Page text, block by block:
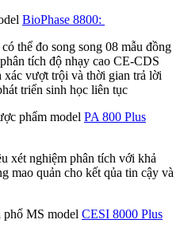
BioPhase 8800:
thể đo song song 08 mẫu đồng
tích độ nhạy cao CE-CDS
vượt trội và thời gian trả lời
triển sinh học liên tục
phẩm model PA 800 Plus
xét nghiệm phân tích với khả
mao quản cho kết qủa tin cậy và
MS model CESI 8000 Plus